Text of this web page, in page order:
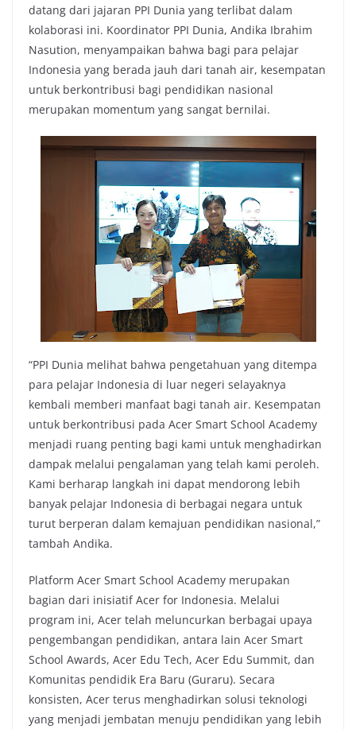
datang dari jajaran PPI Dunia yang terlibat dalam
kolaborasi ini. Koordinator PPI Dunia, Andika Ibrahim
Nasution, menyampaikan bahwa bagi para pelajar
Indonesia yang berada jauh dari tanah air, kesempatan
untuk berkontribusi bagi pendidikan nasional
merupakan momentum yang sangat bernilai.
“PPI Dunia melihat bahwa pengetahuan yang ditempa
para pelajar Indonesia di luar negeri selayaknya
kembali memberi manfaat bagi tanah air. Kesempatan
untuk berkontribusi pada Acer Smart School Academy
menjadi ruang penting bagi kami untuk menghadirkan
dampak melalui pengalaman yang telah kami peroleh.
Kami berharap langkah ini dapat mendorong lebih
banyak pelajar Indonesia di berbagai negara untuk
turut berperan dalam kemajuan pendidikan nasional,”
tambah Andika.
Platform Acer Smart School Academy merupakan
bagian dari inisiatif Acer for Indonesia. Melalui
program ini, Acer telah meluncurkan berbagai upaya
pengembangan pendidikan, antara lain Acer Smart
School Awards, Acer Edu Tech, Acer Edu Summit, dan
Komunitas pendidik Era Baru (Guraru). Secara
konsisten, Acer terus menghadirkan solusi teknologi
yang menjadi jembatan menuju pendidikan yang lebih